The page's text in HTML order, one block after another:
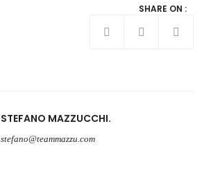
SHARE ON :
STEFANO MAZZUCCHI
stefano@teammazzu.com